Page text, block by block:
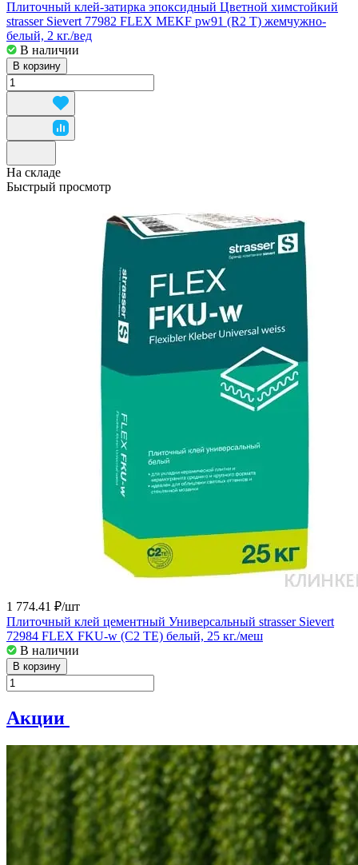
Плиточный клей-затирка эпоксидный Цветной химстойкий
strasser Sievert 77982 FLEX MEKF pw91 (R2 T) жемчужно-
белый, 2 кг./вед
В наличии
В корзину
На складе
Быстрый просмотр
1 774.41 ₽/шт
Плиточный клей цементный Универсальный strasser Sievert
72984 FLEX FKU-w (С2 ТЕ) белый, 25 кг./меш
В наличии
В корзину
Акции